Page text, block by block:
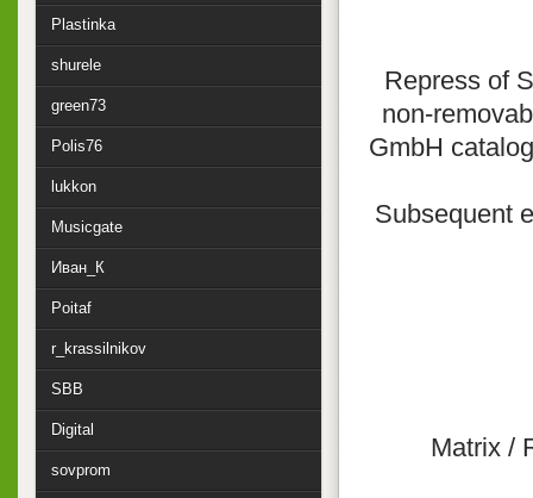
Repress of
non-
GmbH
Subsequent
Matrix /
Plastinka
shurele
green73
Polis76
lukkon
Musicgate
Иван_К
Poitaf
r_krassilnikov
SBB
Digital
sovprom